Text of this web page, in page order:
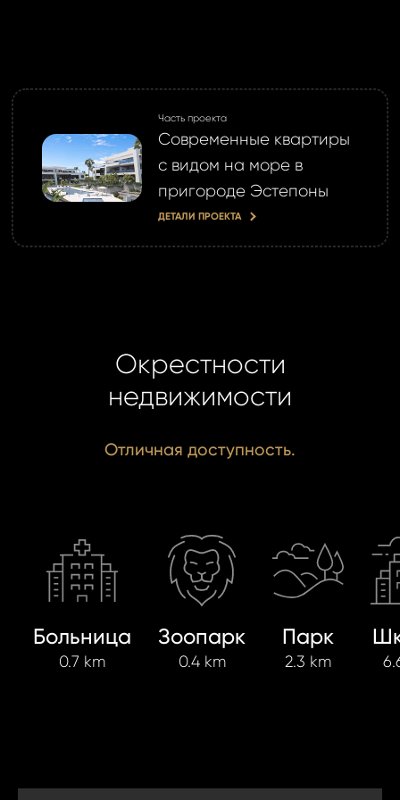
Часть проекта
Современные квартиры
с видом на море в
пригороде Эстепоны
ДЕТАЛИ ПРОЕКТА
Окрестности
недвижимости
Отличная доступность.
Больница
0.7 km
Зоопарк
0.4 km
Парк
2.3 km